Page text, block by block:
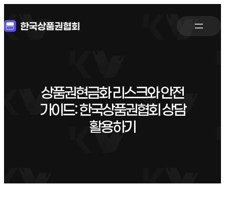
상품권현금화 리스크와 안전
가이드: 한국상품권협회 상담
활용하기